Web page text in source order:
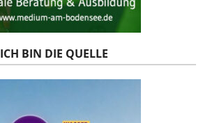
ICH BIN DIE QUELLE